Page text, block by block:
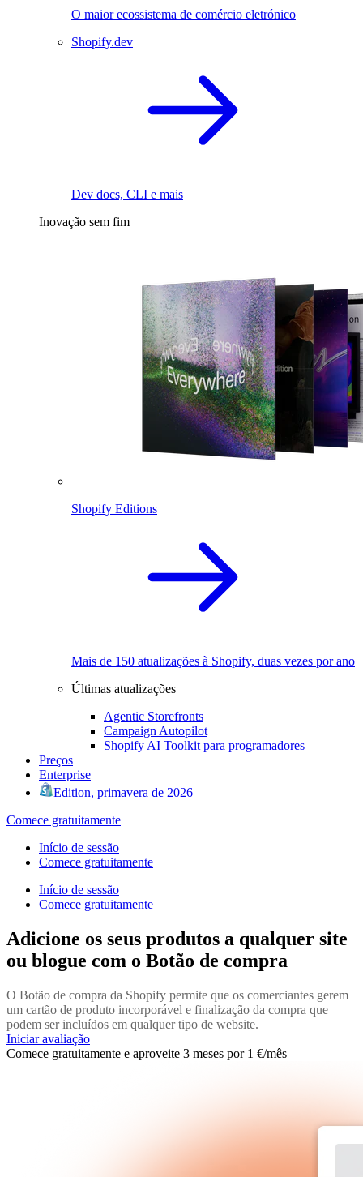
O maior ecossistema de comércio eletrónico
Shopify.dev
Dev docs, CLI e mais
Inovação sem fim
Shopify Editions
Mais de 150 atualizações à Shopify, duas vezes por ano
Últimas atualizações
Agentic Storefronts
Campaign Autopilot
Shopify AI Toolkit para programadores
Preços
Enterprise
Edition, primavera de 2026
Comece gratuitamente
Início de sessão
Comece gratuitamente
Início de sessão
Comece gratuitamente
Adicione os seus produtos a qualquer site
ou blogue com o Botão de compra
O Botão de compra da Shopify permite que os comerciantes gerem
um cartão de produto incorporável e finalização da compra que
podem ser incluídos em qualquer tipo de website.
Iniciar avaliação
Comece gratuitamente e aproveite 3 meses por 1 €/mês